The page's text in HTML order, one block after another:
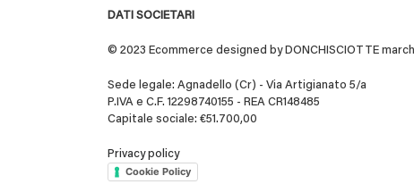
DATI SOCIETARI
© 2023 Ecommerce designed by DONCHISCIOTTE
Sede legale: Agnadello (Cr) - Via Artigianato 5/a
P.IVA e C.F. 12298740155 - REA CR148485
Capitale sociale: €51.700,00
Privacy policy
Cookie Policy